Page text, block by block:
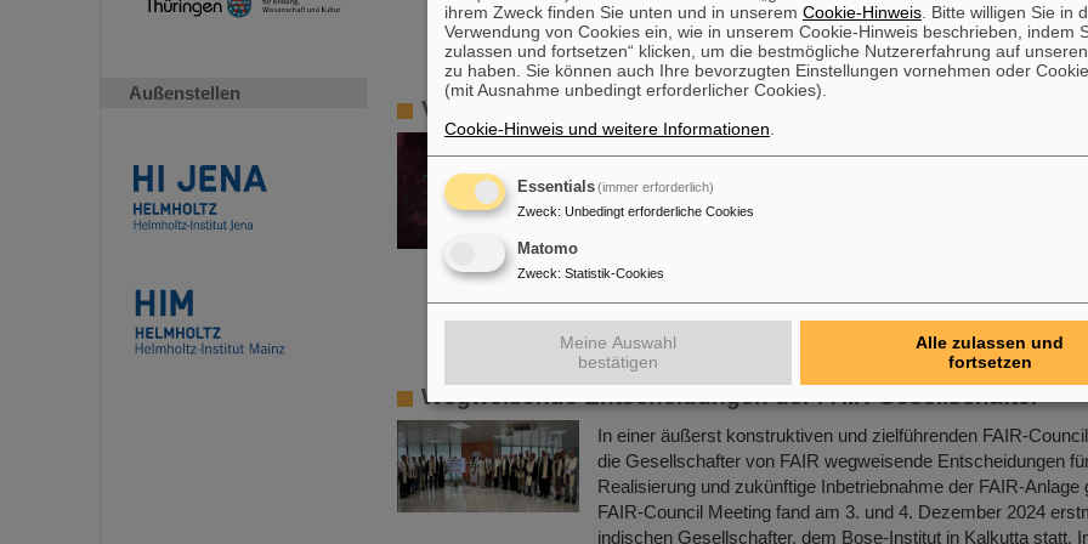
Außenstellen
zellulärer…
Mehr »
Vortragsreihe „Wissenschaft für Alle“ blickt ins Weltall
Auch im ersten Halbjahr 2025 werden die Vorträge der Reihe
Programms liegt auf dem Blick in unseren Kosmos.
entweder nach Voranmeldung an der Präsenzveranstaltung
beispielsweise einem Laptop, Mobiltelefon oder Tablet über
die Übertragung der Veranstaltung per Videokonferenz…
Mehr »
Wegweisende Entscheidungen der FAIR-Gesellschafter
In einer äußerst konstruktiven und zielführenden FAIR-
die Gesellschafter von FAIR wegweisende Entscheidungen
Realisierung und zukünftige Inbetriebnahme der FAIR-Anlage
FAIR-Council Meeting fand am 3. und 4. Dezember 2024
indischen Gesellschafter, dem Bose-Institut in Kalkutta statt.
ihrem Zweck finden Sie unten und in unserem Cookie-Hinweis . Bitte willigen Sie in
Verwendung von Cookies ein, wie in unserem Cookie-Hinweis beschrieben, indem
zulassen und fortsetzen“ klicken, um die bestmögliche Nutzererfahrung auf
zu haben. Sie können auch Ihre bevorzugten Einstellungen vornehmen oder
(mit Ausnahme unbedingt erforderlicher Cookies).
Cookie-Hinweis und weitere Informationen
Essentials(immer erforderlich)
Zweck: Unbedingt erforderliche Cookies
Matomo
Zweck: Statistik-Cookies
Meine Auswahl
bestätigen
Alle zulassen und
fortsetzen